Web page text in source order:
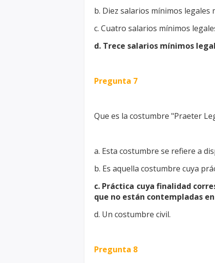
b. Diez salarios mínimos legales
c. Cuatro salarios mínimos
d. Trece salarios mínimos
Pregunta 7
Que es la costumbre "Praeter
a. Esta costumbre se refiere a
b. Es aquella costumbre cuya
c. Práctica cuya finalidad
que no están contempladas
d. Un costumbre civil.
Pregunta 8